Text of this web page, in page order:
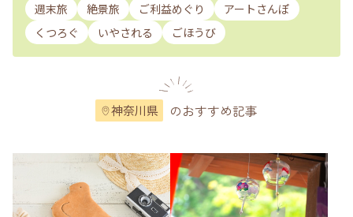
週末旅 絶景旅 ご利益めぐり
アートさんぽ
くつろぐ
いやされる ごほうび
神奈川県 のおすすめ記事